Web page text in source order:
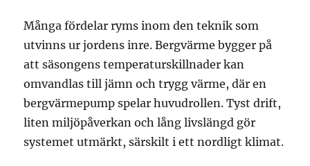
Många fördelar ryms inom den teknik som
utvinns ur jordens inre. Bergvärme bygger på
att säsongens temperaturskillnader kan
omvandlas till jämn och trygg värme, där en
bergvärmepump spelar huvudrollen. Tyst drift,
liten miljöpåverkan och lång livslängd gör
systemet utmärkt, särskilt i ett nordligt klimat.